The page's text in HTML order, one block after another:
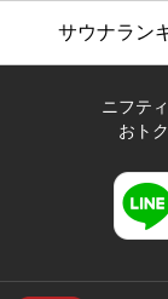
サウナラン
ニフテ
おト